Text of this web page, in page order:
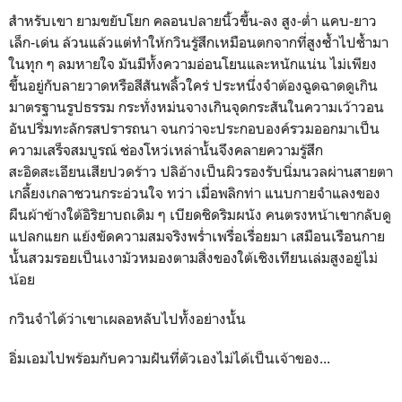
สำหรับเขา ยามขยับโยก คลอนปลายนิ้วขึ้น-ลง สูง-ต่ำ แคบ-ยาว
เล็ก-เด่น ล้วนแล้วแต่ทำให้กวินรู้สึกเหมือนตกจากที่สูงซ้ำไปช้ำมา
ในทุก ๆ ลมหายใจ มันมีทั้งความอ่อนโยนและหนักแน่น ไม่เพียง
ขึ้นอยู่กับลายวาดหรือสีสันพลิ้วใคร่ ประหนึ่งจำต้องฉูดฉาดดูเกิน
มาตรฐานรูปธรรม กระทั่งหม่นจางเกินจุดกระสันในความเว้าวอน
อันปริ่มทะลักรสปรารถนา จนกว่าจะประกอบองค์รวมออกมาเป็น
ความเสร็จสมบูรณ์ ช่องโหว่เหล่านั้นจึงคลายความรู้สึก
สะอิดสะเอียนเสียปวดร้าว ปลิอ้างเป็นผิวรองรับนิ่มนวลผ่านสายตา
เกลี้ยงเกลาชวนกระอ่วนใจ ทว่า เมื่อพลิกท่า แนบกายจำแลงของ
ผืนผ้าข้างใต้อิริยาบถเดิม ๆ เบียดชิดริมผนัง คนตรงหน้าเขากลับดู
แปลกแยก แย้งขัดความสมจริงพร่ำเพรื่อเรื่อยมา เสมือนเรือนกาย
นั้นสวมรอยเป็นเงามัวหมองตามสิ่งของใต้เชิงเทียนเล่มสูงอยู่ไม่
น้อย
กวินจำได้ว่าเขาเผลอหลับไปทั้งอย่างนั้น
อิ่มเอมไปพร้อมกับความฝันที่ตัวเองไม่ได้เป็นเจ้าของ...